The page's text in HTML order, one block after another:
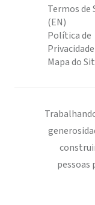
Termos de
(EN)
Política de
Mapa do
pessoas